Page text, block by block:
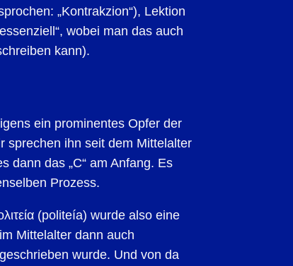
„Kontrakzion“), Lektion
wobei man das auch
kann).
ein prominentes Opfer der
sprechen ihn seit dem Mittelalter
dann das „C“ am Anfang. Es
Prozess.
(politeía) wurde also eine
Mittelalter dann auch
wurde. Und von da